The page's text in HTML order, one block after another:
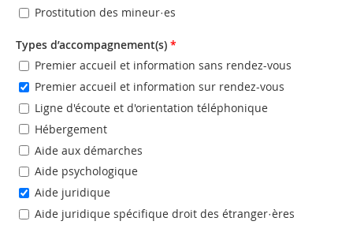
Prostitution des mineur·es
Types d’accompagnement(s) *
Premier accueil et information sans rendez-vous
Premier accueil et information sur rendez-vous
Ligne d'écoute et d'orientation téléphonique
Hébergement
Aide aux démarches
Aide psychologique
Aide juridique
Aide juridique spécifique droit des étranger·ères